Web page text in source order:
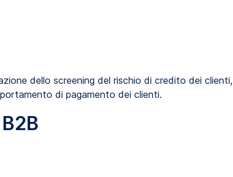
dello screening del rischio di credito dei clienti,
di pagamento dei clienti.